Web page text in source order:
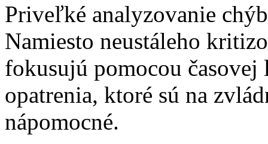
Priveľké analyzovanie
Namiesto neustáleho
fokusujú pomocou
opatrenia, ktoré sú na
nápomocné.